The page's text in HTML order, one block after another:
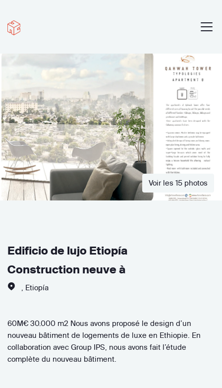
Voir les 15 photos
Edificio de lujo Etiopía
Construction neuve à
Etiopía
60M€ 30.000 m2 Nous avons proposé le design d’un
nouveau bâtiment de logements de luxe en Ethiopie. En
collaboration avec Group IPS, nous avons fait l’étude
complète du nouveau bâtiment.